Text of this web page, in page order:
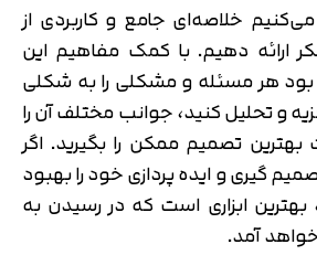
خلاصه‌ای جامع و کاربردی از
ارائه دهیم. با کمک مفاهیم این
بود هر مسئله و مشکلی را به شکلی
و تحلیل کنید، جوانب مختلف آن را
تصمیم ممکن را بگیرید. اگر
گیری و ایده پردازی خود را بهبود
ابزاری است که در رسیدن به
آمد.